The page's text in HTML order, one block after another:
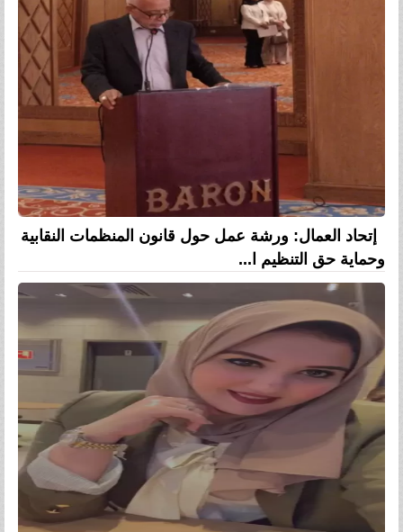
إتحاد العمال: ورشة عمل حول قانون المنظمات النقابية
وحماية حق التنظيم ا...